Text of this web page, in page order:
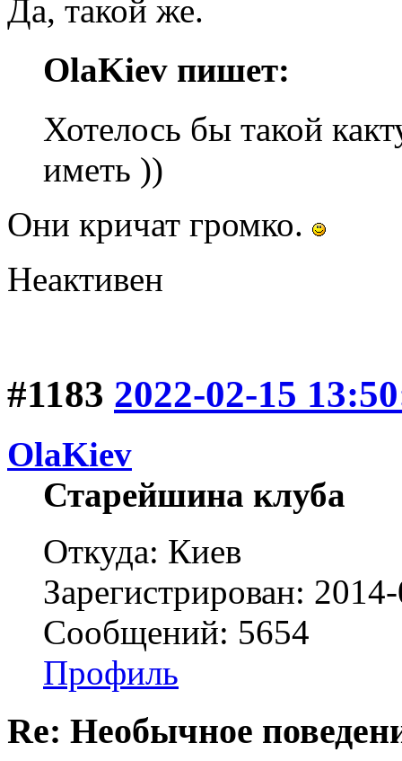
Да, такой же.
OlaKiev пишет:
Хотелось бы такой
иметь ))
Они кричат громко.
Неактивен
#1183 2022-02-15
OlaKiev
Старейшина клуба
Откуда: Киев
Зарегистрирован:
Сообщений: 5654
Профиль
Re: Необычное